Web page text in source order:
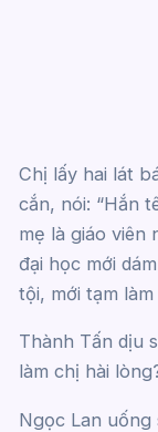
Chị lấy hai lát
cắn, nói: “Hắn
mẹ là giáo viên
đại học mới
tội, mới tạm làm
Thành Tấn dịu
làm chị hài
Ngọc Lan uống